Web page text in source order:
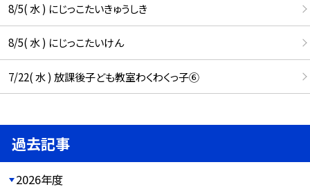
8/5( 水 ) にじっこたいきゅうしき
8/5( 水 ) にじっこたいけん
7/22( 水 ) 放課後子ども教室わくわくっ子⑥
過去記事
2026年度